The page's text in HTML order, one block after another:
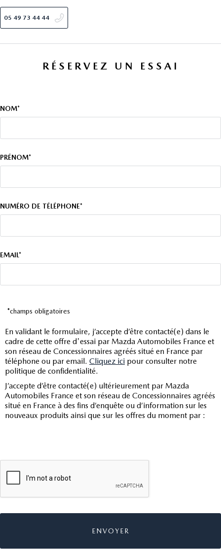
05 49 73 44 44
RÉSERVEZ UN ESSAI
NOM*
PRÉNOM*
NUMÉRO DE TÉLÉPHONE*
EMAIL*
*champs obligatoires
En validant le formulaire, j’accepte d’être contacté(e) dans le
cadre de cette offre d'essai par Mazda Automobiles France et
son réseau de Concessionnaires agréés situé en France par
téléphone ou par email. Cliquez ici pour consulter notre
politique de confidentialité.
J’accepte d’être contacté(e) ultérieurement par Mazda
Automobiles France et son réseau de Concessionnaires agréés
situé en France à des fins d’enquête ou d’information sur les
nouveaux produits ainsi que sur les offres du moment par :